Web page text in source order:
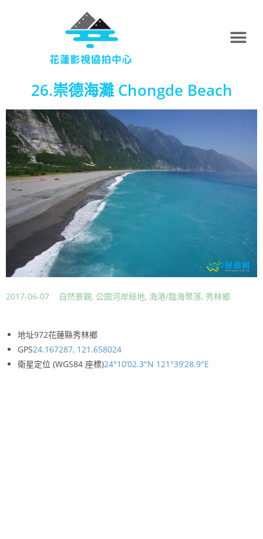
26.崇德海灘 Chongde Beach
2017-06-07 自然景觀, 公園河岸綠地, 海港/臨海聚落, 秀林鄉
地址972花蓮縣秀林鄉
GPS24.167287, 121.658024
衛星定位 (WGS84 座標)24°10’02.3″N 121°39’28.9″E